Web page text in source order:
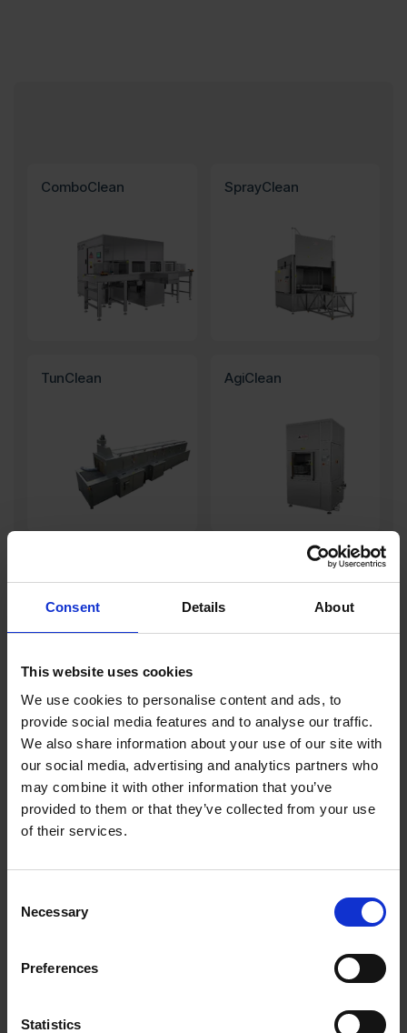
Consent Details About
This website uses cookies
We use cookies to personalise content and ads, to
provide social media features and to analyse our traffic.
We also share information about your use of our site with
our social media, advertising and analytics partners who
may combine it with other information that you’ve
provided to them or that they’ve collected from your use
of their services.
Selection
Necessary
Preferences
Statistics
ComboClean SprayClean
TunClean AgiClean
RotoClean Mecanofast
PowerJet Compact